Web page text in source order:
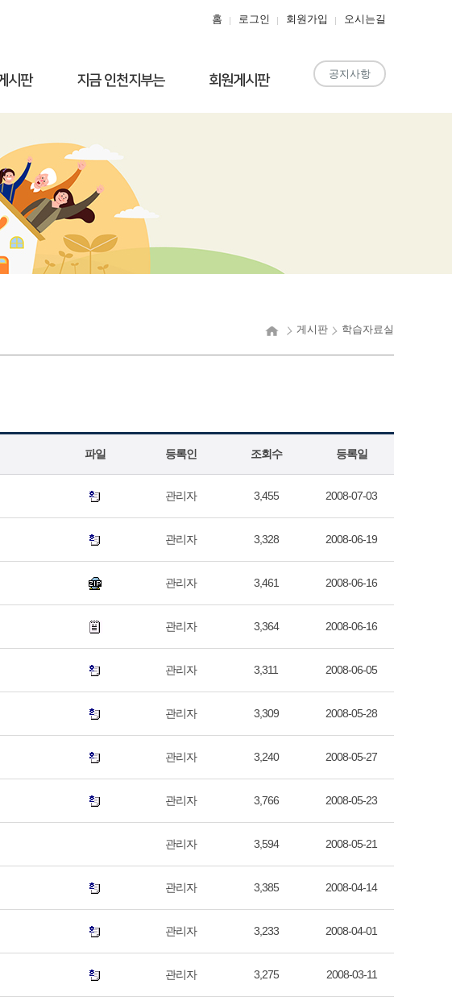
홈 로그인 회원가입 오시는길
시판 지금 인천지부는 회원게시판 공지사항
게시판 학습자료실
파일 등록인 조회수 등록일
관리자 3,455 2008-07-03
관리자 3,328 2008-06-19
관리자 3,461 2008-06-16
관리자 3,364 2008-06-16
관리자 3,311 2008-06-05
관리자 3,309 2008-05-28
관리자 3,240 2008-05-27
관리자 3,766 2008-05-23
관리자 3,594 2008-05-21
관리자 3,385 2008-04-14
관리자 3,233 2008-04-01
관리자 3,275 2008-03-11